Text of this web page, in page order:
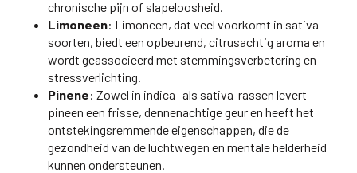
chronische pijn of slapeloosheid.
Limoneen: Limoneen, dat veel voorkomt in sativa
soorten, biedt een opbeurend, citrusachtig aroma en
wordt geassocieerd met stemmingsverbetering en
stressverlichting.
Pinene: Zowel in indica- als sativa-rassen levert
pineen een frisse, dennenachtige geur en heeft het
ontstekingsremmende eigenschappen, die de
gezondheid van de luchtwegen en mentale helderheid
kunnen ondersteunen.